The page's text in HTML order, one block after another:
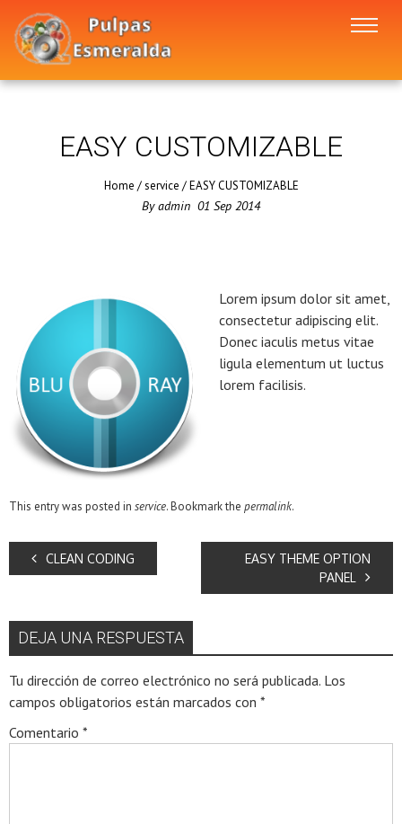
EASY CUSTOMIZABLE
Home /service /EASY CUSTOMIZABLE
Byadmin 01 Sep 2014
Lorem ipsum dolor sit amet,
consectetur adipiscing elit.
Donec iaculis metus vitae
ligula elementum ut luctus
lorem facilisis.
This entry was posted in service. Bookmark the permalink.
CLEAN CODING
EASY THEME OPTION
PANEL
DEJA UNA RESPUESTA
Tu dirección de correo electrónico no será publicada. Los
campos obligatorios están marcados con *
Comentario *